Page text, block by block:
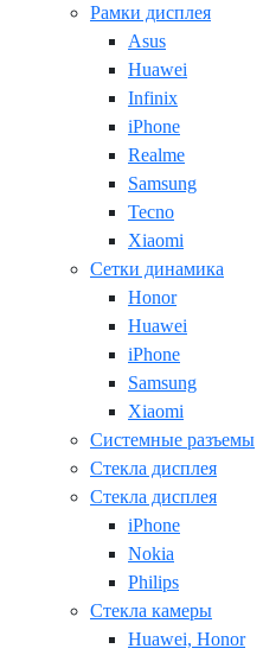
Рамки дисплея
Asus
Huawei
Infinix
iPhone
Realme
Samsung
Tecno
Xiaomi
Сетки динамика
Honor
Huawei
iPhone
Samsung
Xiaomi
Системные разъемы
Стекла дисплея
Стекла дисплея
iPhone
Nokia
Philips
Стекла камеры
Huawei, Honor